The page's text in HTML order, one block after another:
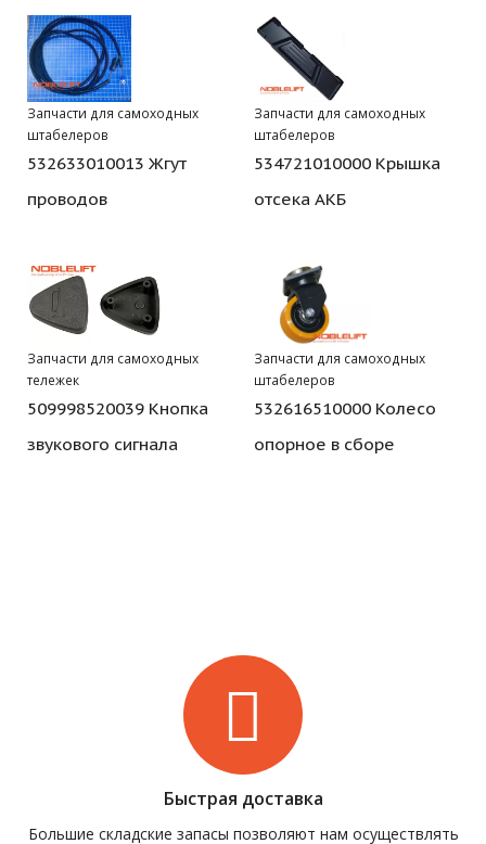
Запчасти для самоходных
штабелеров
532633010013 Жгут
проводов
Запчасти для самоходных
штабелеров
534721010000 Крышка
отсека АКБ
Запчасти для самоходных
тележек
509998520039 Кнопка
звукового сигнала
Запчасти для самоходных
штабелеров
532616510000 Колесо
опорное в сборе
Быстрая доставка
Большие складские запасы позволяют нам осуществлять